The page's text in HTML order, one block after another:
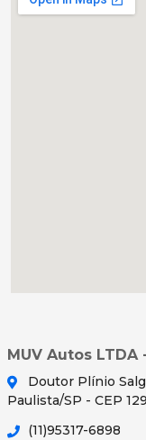
MUV Autos LTDA
Doutor Plínio
Paulista/SP - CEP
(11)95317-6898